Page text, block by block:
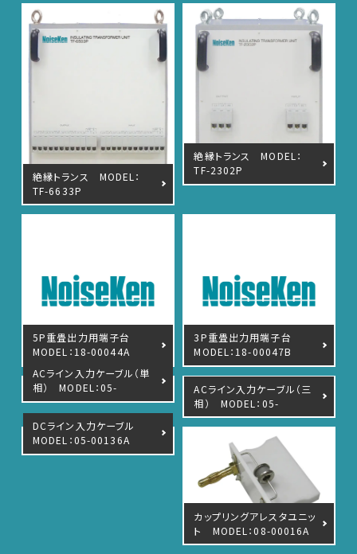
絶縁トランス MODEL：
TF-6633P
絶縁トランス MODEL：
TF-2302P
5P重畳出力用端子台
MODEL：18-00044A
3P重畳出力用端子台
MODEL：18-00047B
ACライン入力ケーブル（単
相） MODEL：05-
00134A
ACライン入力ケーブル（三
相） MODEL：05-
00135A
DCライン入力ケーブル
MODEL：05-00136A
カップリングアレスタユニッ
ト MODEL：08-00016A